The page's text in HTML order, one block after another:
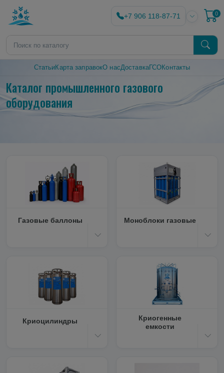
+7 906 118-87-71 0
СтатьиКарта заправокО насДоставкаГСОКонтакты
Каталог промышленного газового
оборудования
Газовые баллоны Моноблоки газовые
Криоцилиндры
Криогенные
емкости